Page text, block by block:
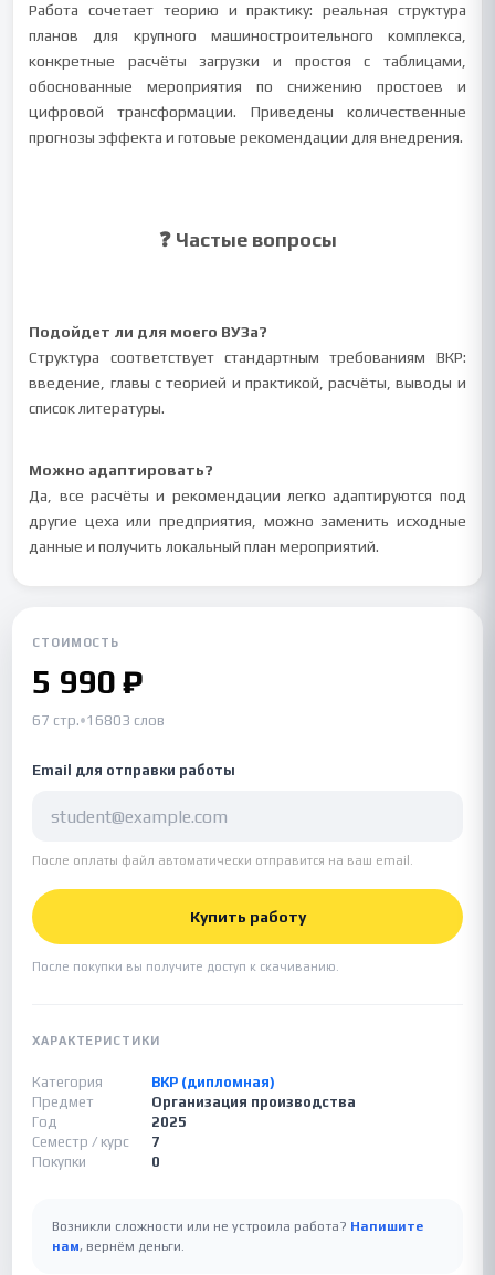
Работа сочетает теорию и практику: реальная структура
планов для крупного машиностроительного комплекса,
конкретные расчёты загрузки и простоя с таблицами,
обоснованные мероприятия по снижению простоев и
цифровой трансформации. Приведены количественные
прогнозы эффекта и готовые рекомендации для внедрения.
❓ Частые вопросы
Подойдет ли для моего ВУЗа?
Структура соответствует стандартным требованиям ВКР:
введение, главы с теорией и практикой, расчёты, выводы и
список литературы.
Можно адаптировать?
Да, все расчёты и рекомендации легко адаптируются под
другие цеха или предприятия, можно заменить исходные
данные и получить локальный план мероприятий.
СТОИМОСТЬ
5 990 ₽
67 стр.•16803 слов
Email для отправки работы
После оплаты файл автоматически отправится на ваш email.
Купить работу
После покупки вы получите доступ к скачиванию.
ХАРАКТЕРИСТИКИ
Категория
ВКР (дипломная)
Предмет
Организация производства
Год
2025
Семестр / курс
7
Покупки
0
Возникли сложности или не устроила работа? Напишите
нам, вернём деньги.